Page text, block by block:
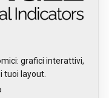
grafici interattivi,
tuoi layout.